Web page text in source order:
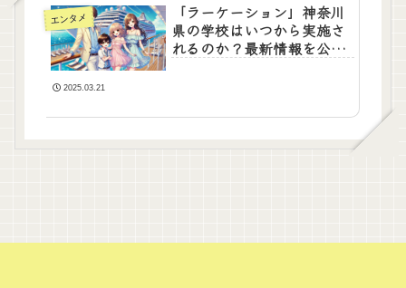
エンタメ
「ラーケーション」神奈川
県の学校はいつから実施さ
れるのか？最新情報を公
2025.03.21